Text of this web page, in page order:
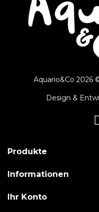
Aquario&Co 2026
Design &
Produkte
Informationen
Ihr Konto